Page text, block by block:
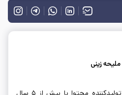
ملیحه زینی